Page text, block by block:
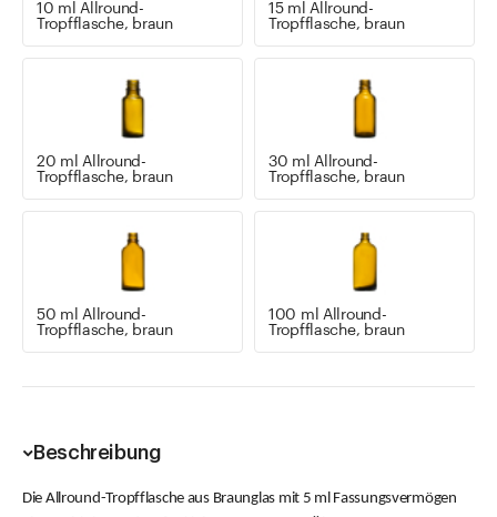
10 ml Allround-
Tropfflasche, braun
15 ml Allround-
Tropfflasche, braun
20 ml Allround-
Tropfflasche, braun
30 ml Allround-
Tropfflasche, braun
50 ml Allround-
Tropfflasche, braun
100 ml Allround-
Tropfflasche, braun
Beschreibung
Die Allround-Tropfflasche aus Braunglas mit 5 ml Fassungsvermögen